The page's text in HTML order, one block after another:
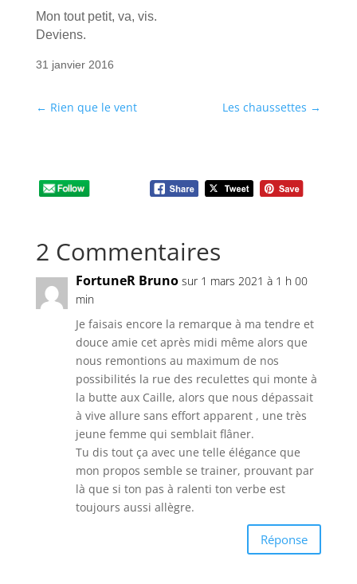
Mon tout petit, va, vis.
Deviens.
31 janvier 2016
← Rien que le vent Les chaussettes →
2 Commentaires
FortuneR Bruno sur 1 mars 2021 à 1 h 00
min
Je faisais encore la remarque à ma tendre et
douce amie cet après midi même alors que
nous remontions au maximum de nos
possibilités la rue des reculettes qui monte à
la butte aux Caille, alors que nous dépassait
à vive allure sans effort apparent , une très
jeune femme qui semblait flâner.
Tu dis tout ça avec une telle élégance que
mon propos semble se trainer, prouvant par
là que si ton pas à ralenti ton verbe est
toujours aussi allègre.
Réponse